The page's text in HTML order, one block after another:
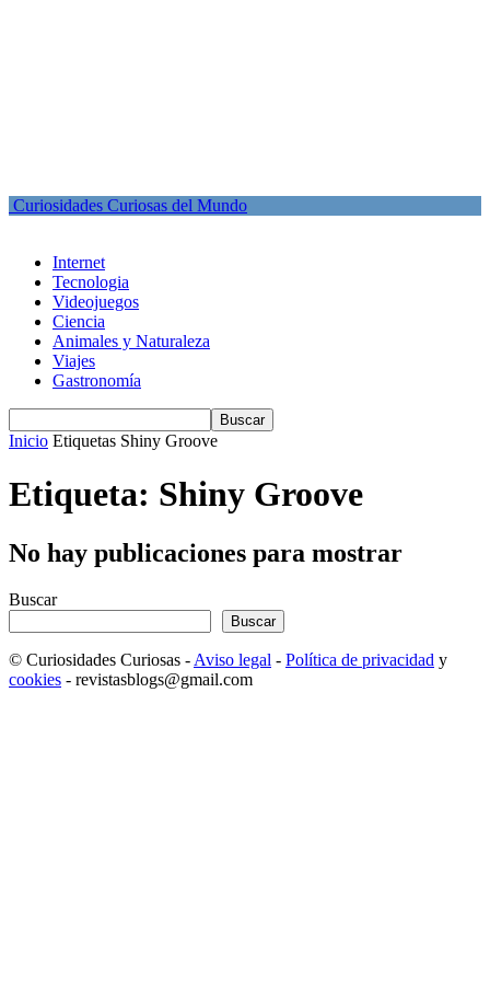
Curiosidades Curiosas del Mundo
Internet
Tecnologia
Videojuegos
Ciencia
Animales y Naturaleza
Viajes
Gastronomía
Inicio Etiquetas Shiny Groove
Etiqueta: Shiny Groove
No hay publicaciones para mostrar
Buscar
Buscar
© Curiosidades Curiosas - Aviso legal - Política de privacidad y
cookies - revistasblogs@gmail.com